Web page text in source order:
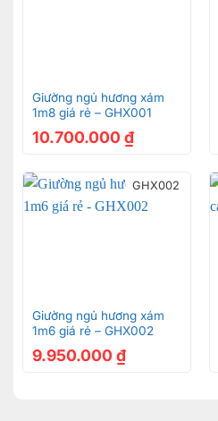
Giường ngủ hương xám
1m8 giá rẻ – GHX001
10.700.000 ₫
GHX002
Giường ngủ hương xám
1m6 giá rẻ – GHX002
9.950.000 ₫